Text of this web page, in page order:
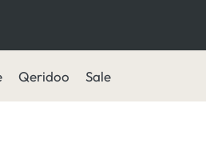
Qeridoo Sale